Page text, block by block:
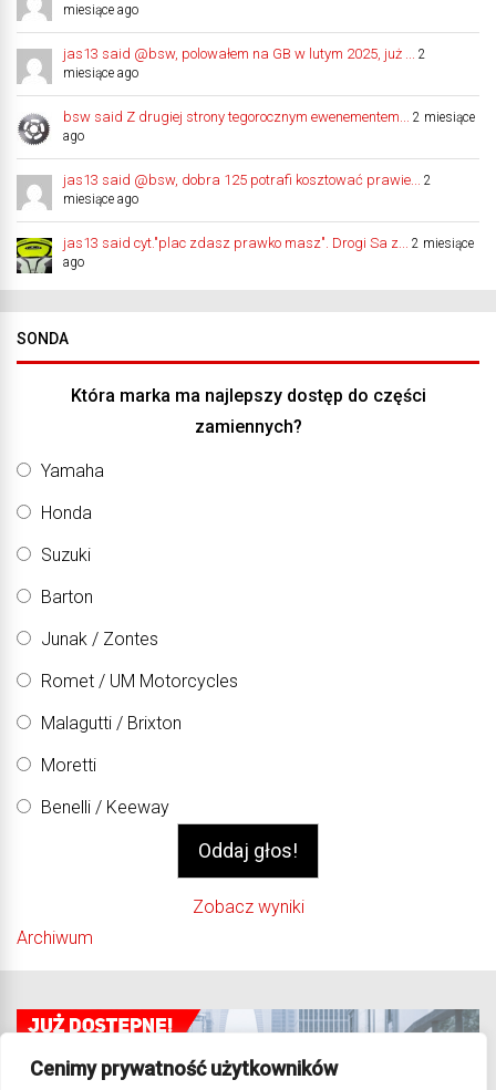
Cenimy prywatność użytkowników
miesiące ago
jas13 said @bsw, polowałem na GB w lutym 2025, już ...
2
miesiące ago
bsw said Z drugiej strony tegorocznym ewenementem...
2 miesiące
ago
jas13 said @bsw, dobra 125 potrafi kosztować prawie...
2
miesiące ago
jas13 said cyt."plac zdasz prawko masz". Drogi Sa z...
2 miesiące
ago
SONDA
Która marka ma najlepszy dostęp do części
zamiennych?
Yamaha
Honda
Suzuki
Barton
Junak / Zontes
Romet / UM Motorcycles
Malagutti / Brixton
Moretti
Benelli / Keeway
Zobacz wyniki
Archiwum